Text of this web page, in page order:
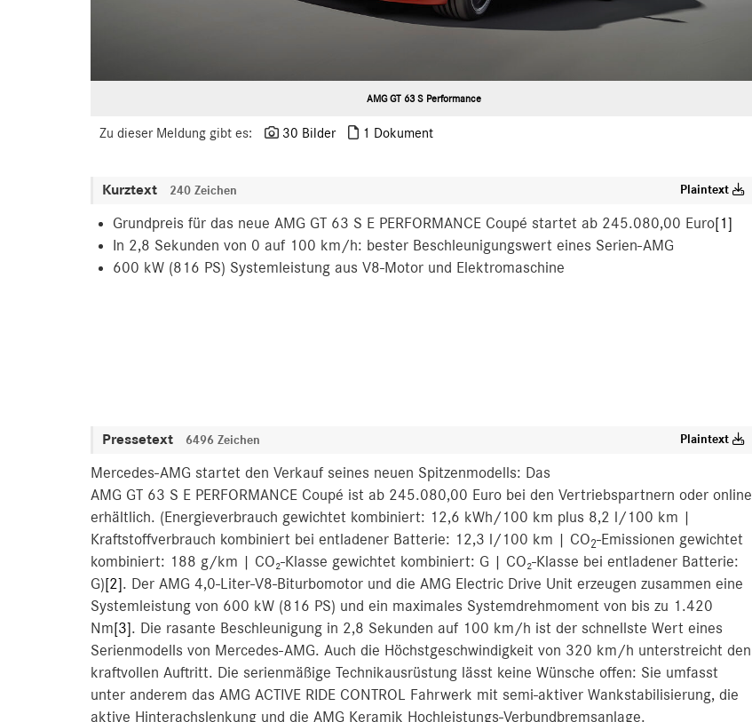
AMG GT 63 S Performance
Zu dieser Meldung gibt es: 30 Bilder 1 Dokument
Kurztext 240 Zeichen Plaintext
Grundpreis für das neue AMG GT 63 S E PERFORMANCE Coupé startet ab 245.080,00 Euro[1]
In 2,8 Sekunden von 0 auf 100 km/h: bester Beschleunigungswert eines Serien-AMG
600 kW (816 PS) Systemleistung aus V8-Motor und Elektromaschine
Pressetext 6496 Zeichen Plaintext
Mercedes-AMG startet den Verkauf seines neuen Spitzenmodells: Das
AMG GT 63 S E PERFORMANCE Coupé ist ab 245.080,00 Euro bei den Vertriebspartnern oder online
erhältlich. (Energieverbrauch gewichtet kombiniert: 12,6 kWh/100 km plus 8,2 l/100 km |
Kraftstoffverbrauch kombiniert bei entladener Batterie: 12,3 l/100 km | CO2-Emissionen gewichtet
kombiniert: 188 g/km | CO₂-Klasse gewichtet kombiniert: G | CO₂-Klasse bei entladener Batterie:
G)[2]. Der AMG 4,0-Liter-V8-Biturbomotor und die AMG Electric Drive Unit erzeugen zusammen eine
Systemleistung von 600 kW (816 PS) und ein maximales Systemdrehmoment von bis zu 1.420
Nm[3]. Die rasante Beschleunigung in 2,8 Sekunden auf 100 km/h ist der schnellste Wert eines
Serienmodells von Mercedes-AMG. Auch die Höchstgeschwindigkeit von 320 km/h unterstreicht den
kraftvollen Auftritt. Die serienmäßige Technikausrüstung lässt keine Wünsche offen: Sie umfasst
unter anderem das AMG ACTIVE RIDE CONTROL Fahrwerk mit semi-aktiver Wankstabilisierung, die
aktive Hinterachslenkung und die AMG Keramik Hochleistungs‑Verbundbremsanlage.